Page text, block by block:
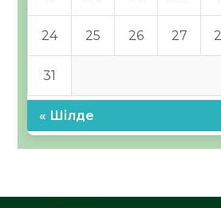
24 25 26 27
31
« Шілде